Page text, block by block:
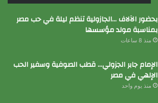
بحضور الآلاف …الجازولية تنظم ليلة في حب مصر
بمناسبة مولد مؤسسها
منذ 8 ساعات
الإمام جابر الجزولي… قطب الصوفية وسفير الحب
الإلهي في مصر
منذ يوم واحد